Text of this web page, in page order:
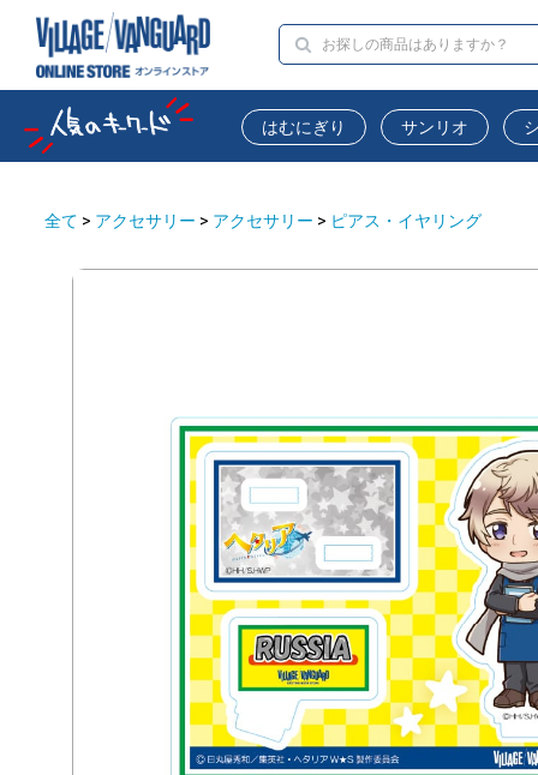
はむにぎり サンリオ
全て > アクセサリー > アクセサリー > ピアス・イヤリング